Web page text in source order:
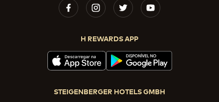
H REWARDS APP
STEIGENBERGER HOTELS GMBH